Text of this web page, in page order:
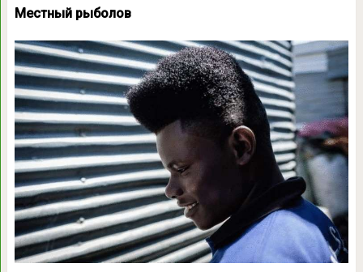
Местный рыболов